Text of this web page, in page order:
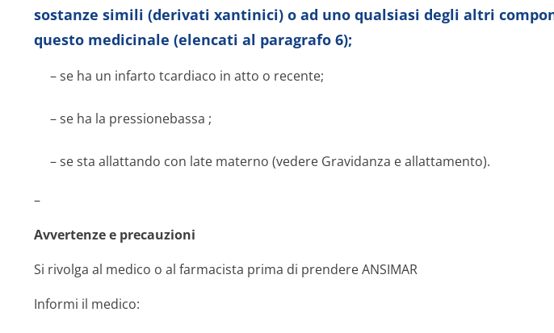
sostanze simili (derivati xantinici) o ad uno qualsiasi degli altri
questo medicinale (elencati al paragrafo 6);
– se ha un infarto tcardiaco in atto o recente;
– se ha la pressionebassa ;
– se sta allattando con late materno (vedere Gravidanza e allattamento).
–
Avvertenze e precauzioni
Si rivolga al medico o al farmacista prima di prendere ANSIMAR
Informi il medico: